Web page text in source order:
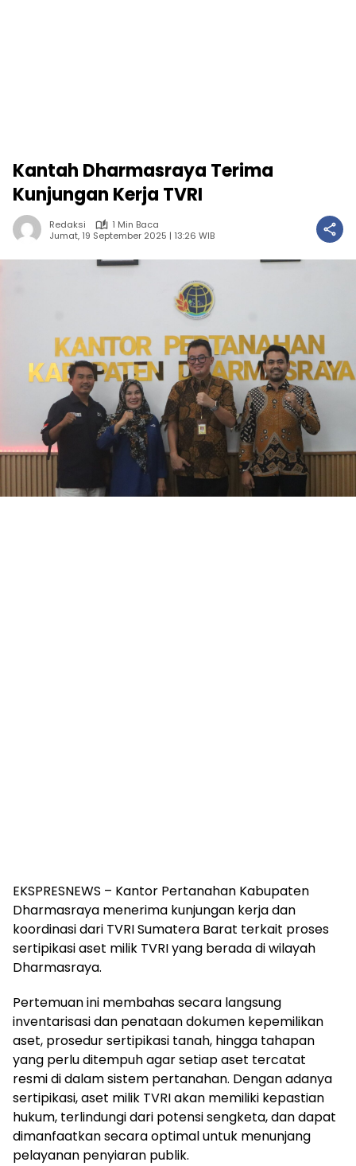
Kantah Dharmasraya Terima
Kunjungan Kerja TVRI
Redaksi
1 Min Baca
Jumat, 19 September 2025 | 13:26 WIB
EKSPRESNEWS – Kantor Pertanahan Kabupaten
Dharmasraya menerima kunjungan kerja dan
koordinasi dari TVRI Sumatera Barat terkait proses
sertipikasi aset milik TVRI yang berada di wilayah
Dharmasraya.
Pertemuan ini membahas secara langsung
inventarisasi dan penataan dokumen kepemilikan
aset, prosedur sertipikasi tanah, hingga tahapan
yang perlu ditempuh agar setiap aset tercatat
resmi di dalam sistem pertanahan. Dengan adanya
sertipikasi, aset milik TVRI akan memiliki kepastian
hukum, terlindungi dari potensi sengketa, dan dapat
dimanfaatkan secara optimal untuk menunjang
pelayanan penyiaran publik.